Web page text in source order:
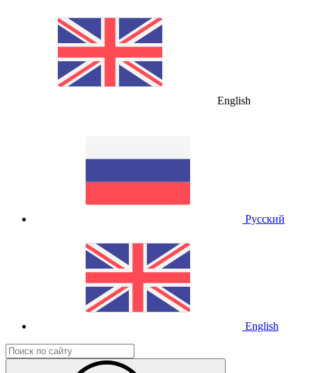
English
Русский
English